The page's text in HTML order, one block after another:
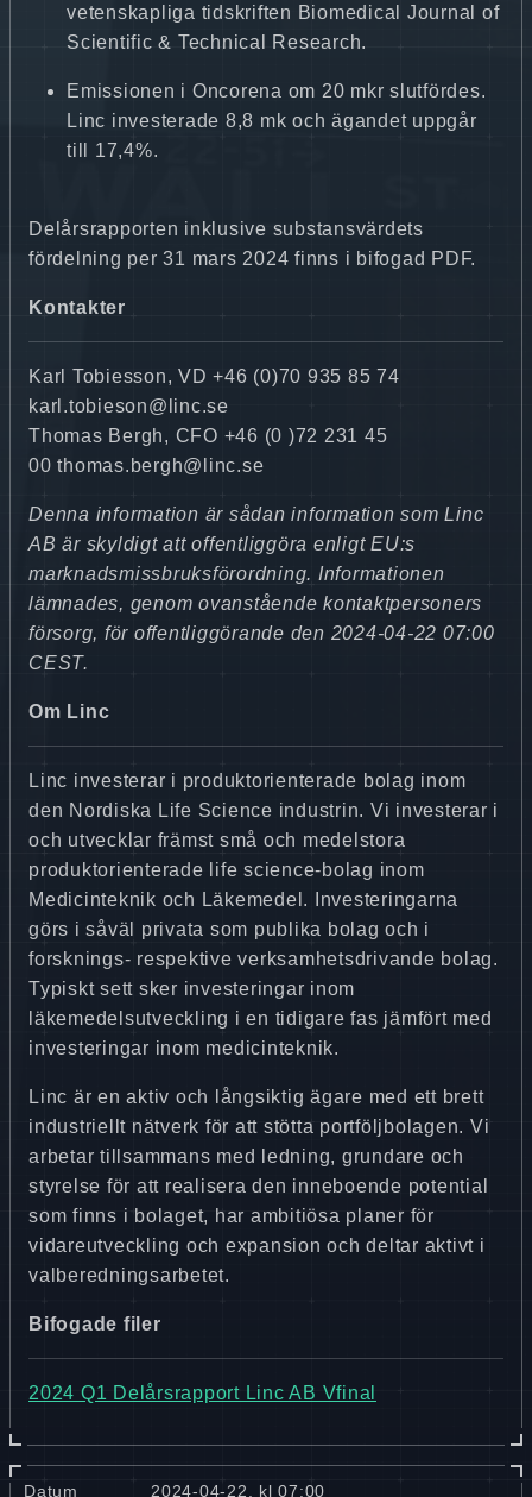
vetenskapliga tidskriften Biomedical Journal of
Scientific & Technical Research.
Emissionen i Oncorena om 20 mkr slutfördes.
Linc investerade 8,8 mk och ägandet uppgår
till 17,4%.
Delårsrapporten inklusive substansvärdets
fördelning per 31 mars 2024 finns i bifogad PDF.
Kontakter
Karl Tobiesson, VD +46 (0)70 935 85 74
karl.tobieson@linc.se
Thomas Bergh, CFO +46 (0 )72 231 45
00 thomas.bergh@linc.se
Denna information är sådan information som Linc
AB är skyldigt att offentliggöra enligt EU:s
marknadsmissbruksförordning. Informationen
lämnades, genom ovanstående kontaktpersoners
försorg, för offentliggörande den 2024-04-22 07:00
CEST.
Om Linc
Linc investerar i produktorienterade bolag inom
den Nordiska Life Science industrin. Vi investerar i
och utvecklar främst små och medelstora
produktorienterade life science-bolag inom
Medicinteknik och Läkemedel. Investeringarna
görs i såväl privata som publika bolag och i
forsknings- respektive verksamhetsdrivande bolag.
Typiskt sett sker investeringar inom
läkemedelsutveckling i en tidigare fas jämfört med
investeringar inom medicinteknik.
Linc är en aktiv och långsiktig ägare med ett brett
industriellt nätverk för att stötta portföljbolagen. Vi
arbetar tillsammans med ledning, grundare och
styrelse för att realisera den inneboende potential
som finns i bolaget, har ambitiösa planer för
vidareutveckling och expansion och deltar aktivt i
valberedningsarbetet.
Bifogade filer
2024 Q1 Delårsrapport Linc AB Vfinal
Datum 2024-04-22, kl 07:00